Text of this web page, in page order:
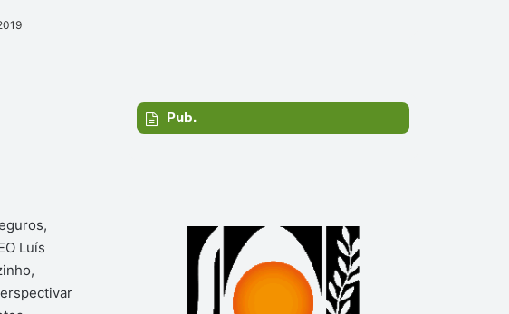
Luís
Pub.